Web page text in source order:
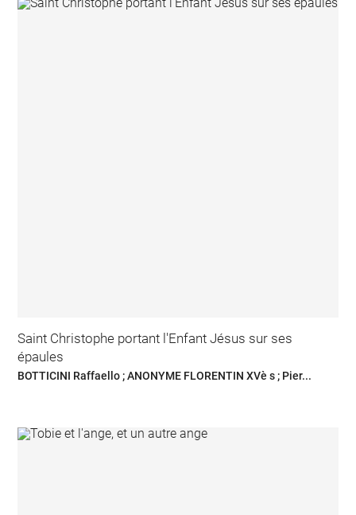
Saint Christophe portant l'Enfant Jésus sur ses
épaules
BOTTICINI Raffaello ; ANONYME FLORENTIN XVè s ; Pier...